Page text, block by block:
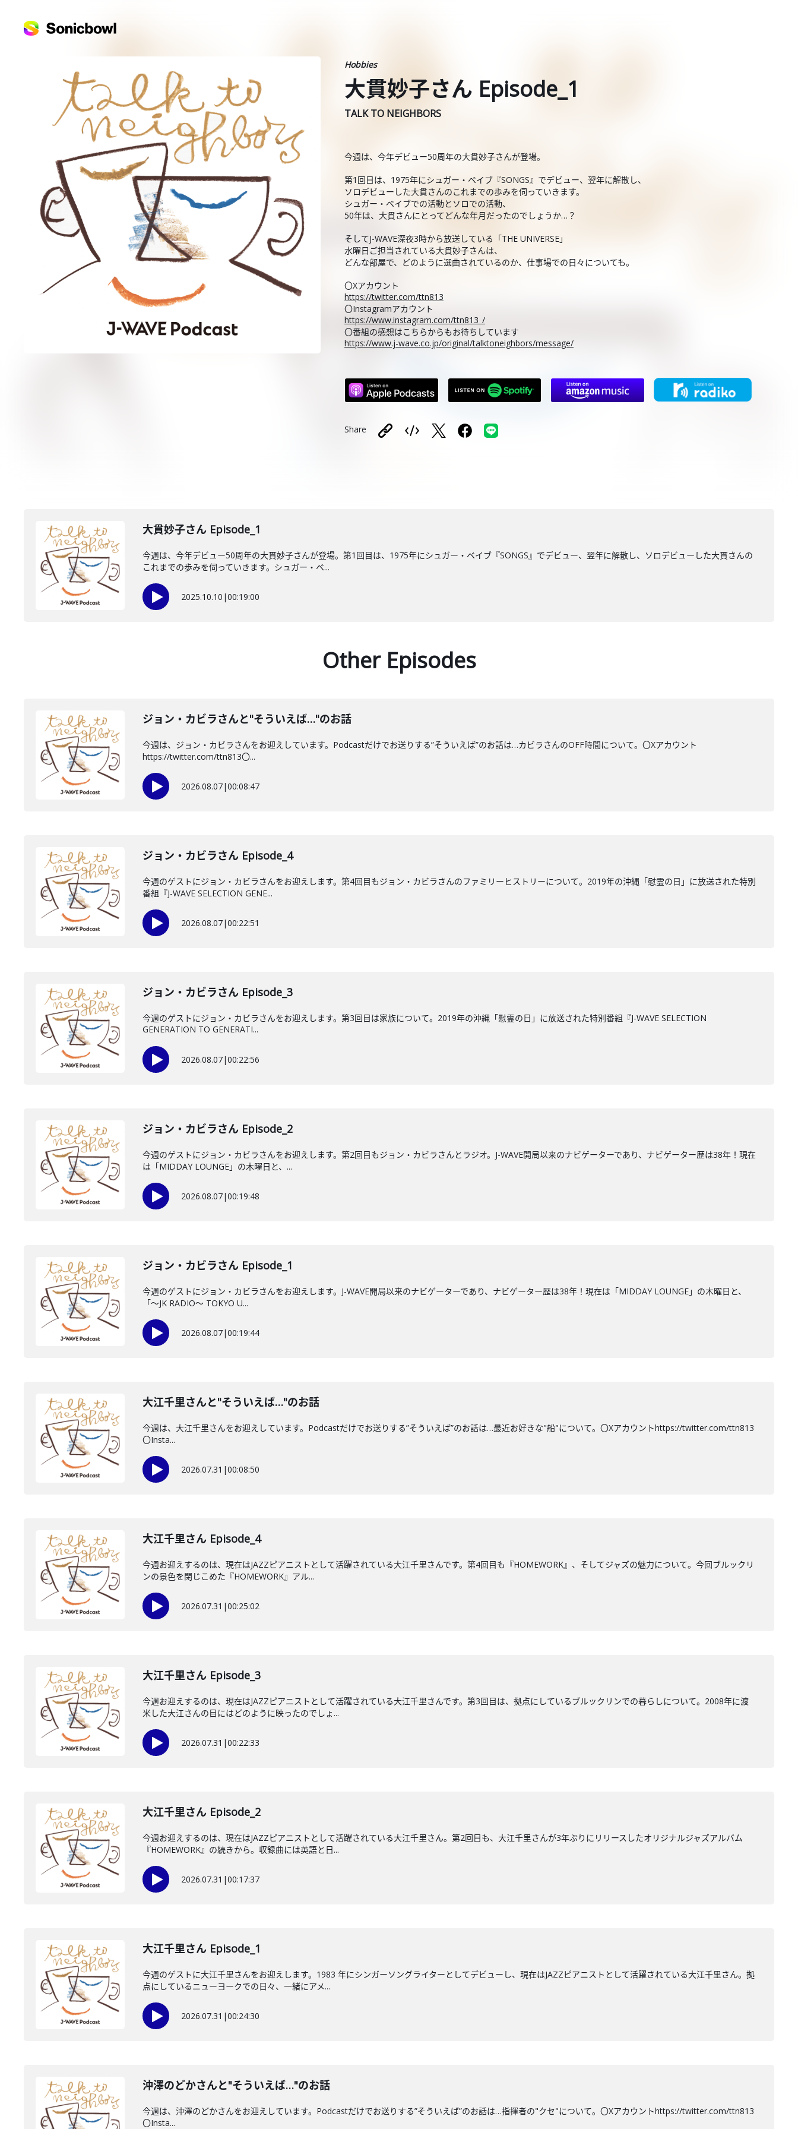
Hobbies
大貫妙子さん Episode_1
TALK TO NEIGHBORS
今週は、今年デビュー50周年の大貫妙子さんが登場。
第1回目は、1975年にシュガー・ベイブ『SONGS』でデビュー、翌年に解散し、
ソロデビューした大貫さんのこれまでの歩みを伺っていきます。
シュガー・ベイブでの活動とソロでの活動、
50年は、大貫さんにとってどんな年月だったのでしょうか…？
そしてJ-WAVE深夜3時から放送している「THE UNIVERSE」
水曜日ご担当されている大貫妙子さんは、
どんな部屋で、どのように選曲されているのか、仕事場での日々についても。
〇Xアカウント
https://twitter.com/ttn813
〇Instagramアカウント
https://www.instagram.com/ttn813_/
〇番組の感想はこちらからもお待ちしています
https://www.j-wave.co.jp/original/talktoneighbors/message/
Share
大貫妙子さん Episode_1
今週は、今年デビュー50周年の大貫妙子さんが登場。第1回目は、1975年にシュガー・ベイブ『SONGS』でデビュー、翌年に解散し、ソロデビューした大貫さんの
これまでの歩みを伺っていきます。シュガー・ベ...
2025.10.10 |00:19:00
Other Episodes
ジョン・カビラさんと"そういえば…"のお話
今週は、ジョン・カビラさんをお迎えしています。Podcastだけでお送りする”そういえば”のお話は…カビラさんのOFF時間について。〇Xアカウント
https://twitter.com/ttn813〇...
2026.08.07|00:08:47
ジョン・カビラさん Episode_4
今週のゲストにジョン・カビラさんをお迎えします。第4回目もジョン・カビラさんのファミリーヒストリーについて。2019年の沖縄「慰霊の日」に放送された特別
番組『J-WAVE SELECTION GENE...
2026.08.07|00:22:51
ジョン・カビラさん Episode_3
今週のゲストにジョン・カビラさんをお迎えします。第3回目は家族について。2019年の沖縄「慰霊の日」に放送された特別番組『J-WAVE SELECTION
GENERATION TO GENERATI...
2026.08.07|00:22:56
ジョン・カビラさん Episode_2
今週のゲストにジョン・カビラさんをお迎えします。第2回目もジョン・カビラさんとラジオ。J-WAVE開局以来のナビゲーターであり、ナビゲーター歴は38年！現在
は「MIDDAY LOUNGE」の木曜日と、...
2026.08.07|00:19:48
ジョン・カビラさん Episode_1
今週のゲストにジョン・カビラさんをお迎えします。J-WAVE開局以来のナビゲーターであり、ナビゲーター歴は38年！現在は「MIDDAY LOUNGE」の木曜日と、
「〜JK RADIO〜 TOKYO U...
2026.08.07|00:19:44
大江千里さんと"そういえば…"のお話
今週は、大江千里さんをお迎えしています。Podcastだけでお送りする”そういえば”のお話は…最近お好きな"船"について。〇Xアカウントhttps://twitter.com/ttn813
〇Insta...
2026.07.31 |00:08:50
大江千里さん Episode_4
今週お迎えするのは、現在はJAZZピアニストとして活躍されている大江千里さんです。第4回目も『HOMEWORK』、そしてジャズの魅力について。今回ブルックリ
ンの景色を閉じこめた『HOMEWORK』アル...
2026.07.31 |00:25:02
大江千里さん Episode_3
今週お迎えするのは、現在はJAZZピアニストとして活躍されている大江千里さんです。第3回目は、拠点にしているブルックリンでの暮らしについて。2008年に渡
米した大江さんの目にはどのように映ったのでしょ...
2026.07.31 |00:22:33
大江千里さん Episode_2
今週お迎えするのは、現在はJAZZピアニストとして活躍されている大江千里さん。第2回目も、大江千里さんが3年ぶりにリリースしたオリジナルジャズアルバム
『HOMEWORK』の続きから。収録曲には英語と日...
2026.07.31 |00:17:37
大江千里さん Episode_1
今週のゲストに大江千里さんをお迎えします。1983 年にシンガーソングライターとしてデビューし、現在はJAZZピアニストとして活躍されている大江千里さん。拠
点にしているニューヨークでの日々、一緒にアメ...
2026.07.31 |00:24:30
沖澤のどかさんと"そういえば…"のお話
今週は、沖澤のどかさんをお迎えしています。Podcastだけでお送りする”そういえば”のお話は…指揮者の"クセ"について。〇Xアカウントhttps://twitter.com/ttn813
〇Insta...